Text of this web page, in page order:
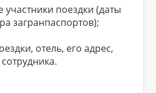
участники поездки (даты
загранпаспортов);
отель, его адрес,